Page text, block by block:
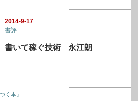
2014-9-17
書評
書いて稼ぐ技術 永江朗
く本』